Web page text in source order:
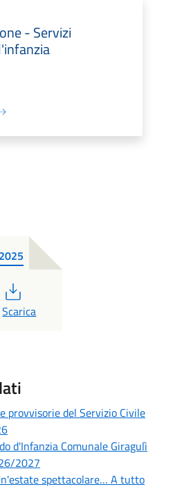
- Servizi
PDF
Scarica
provvisorie del Servizio Civile
d'Infanzia Comunale Giragulì
2027
spettacolare… A tutto